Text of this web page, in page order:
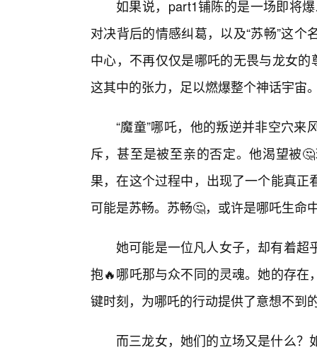
如果说，part1铺陈的是一场即将
对决背后的情感纠葛，以及“苏畅”这
中心，不再仅仅是哪吒的无畏与龙女
这其中的张力，足以燃爆整个神话宇宙
“魔童”哪吒，他的叛逆并非空穴
斥，甚至是被至亲的否定。他渴望被
果，在这个过程中，出现了一个能真
可能是苏畅。苏畅🤔，或许是哪吒生命
她可能是一位凡人女子，却有着超
抱🔥哪吒那与众不同的灵魂。她的存
键时刻，为哪吒的行动提供了意想不到
而三龙女，她们的立场又是什么